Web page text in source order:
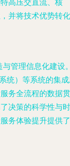
高压交直流、核
并将技术优势转化
管理信息化建设
统）等系统的集
务全流程的数据贯
决策的科学性与时
务体验提升提供了